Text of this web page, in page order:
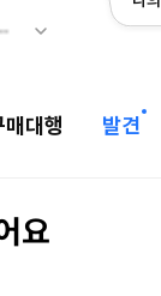
가! 최대 94% 세일
매대행 발견
요